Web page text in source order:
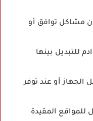
مشاكل توافق أو
للتبديل بينها
الجهاز أو عند توفر
المقيدة